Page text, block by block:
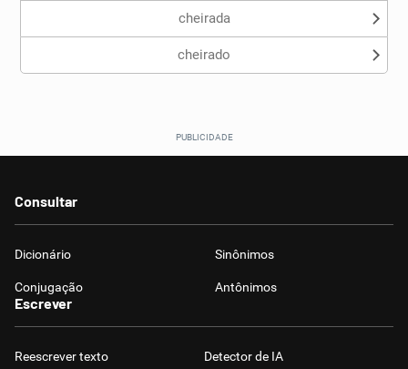
cheirada
cheirado
Consultar
Dicionário Sinônimos
Conjugação Antônimos
Escrever
Reescrever texto Detector de IA